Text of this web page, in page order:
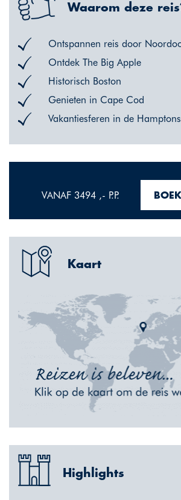
Waarom deze
Ontspannen reis door
Ontdek The Big Apple
Historisch Boston
Genieten in Cape Cod
Vakantiesferen in de Hamptons
VANAF 3494 ,- P.P.
Kaart
Highlights